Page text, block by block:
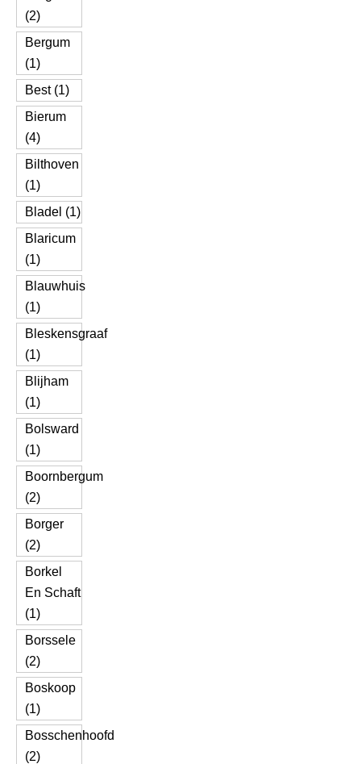
(2)
Bergum
(1)
Best (1)
Bierum
(4)
Bilthoven
(1)
Bladel (1)
Blaricum
(1)
Blauwhuis
(1)
Bleskensgraaf
(1)
Blijham
(1)
Bolsward
(1)
Boornbergum
(2)
Borger
(2)
Borkel
En Schaft
(1)
Borssele
(2)
Boskoop
(1)
Bosschenhoofd
(2)